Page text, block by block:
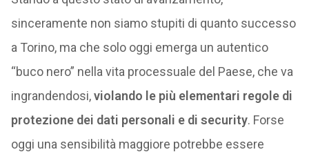
sinceramente non siamo stupiti di quanto successo
a Torino, ma che solo oggi emerga un autentico
“buco nero” nella vita processuale del Paese, che va
ingrandendosi,violando le più elementari regole di
protezione dei dati personali e di security. Forse
oggi una sensibilità maggiore potrebbe essere